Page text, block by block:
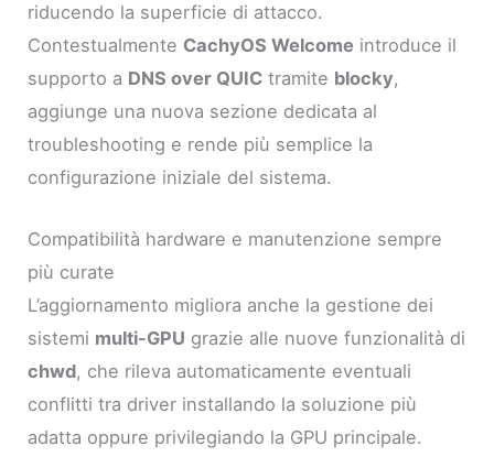
riducendo la superficie di attacco.
Contestualmente CachyOS Welcome introduce il
supporto a DNS over QUIC tramite blocky,
aggiunge una nuova sezione dedicata al
troubleshooting e rende più semplice la
configurazione iniziale del sistema.
Compatibilità hardware e manutenzione sempre
più curate
L’aggiornamento migliora anche la gestione dei
sistemi multi-GPU grazie alle nuove funzionalità di
chwd, che rileva automaticamente eventuali
conflitti tra driver installando la soluzione più
adatta oppure privilegiando la GPU principale.